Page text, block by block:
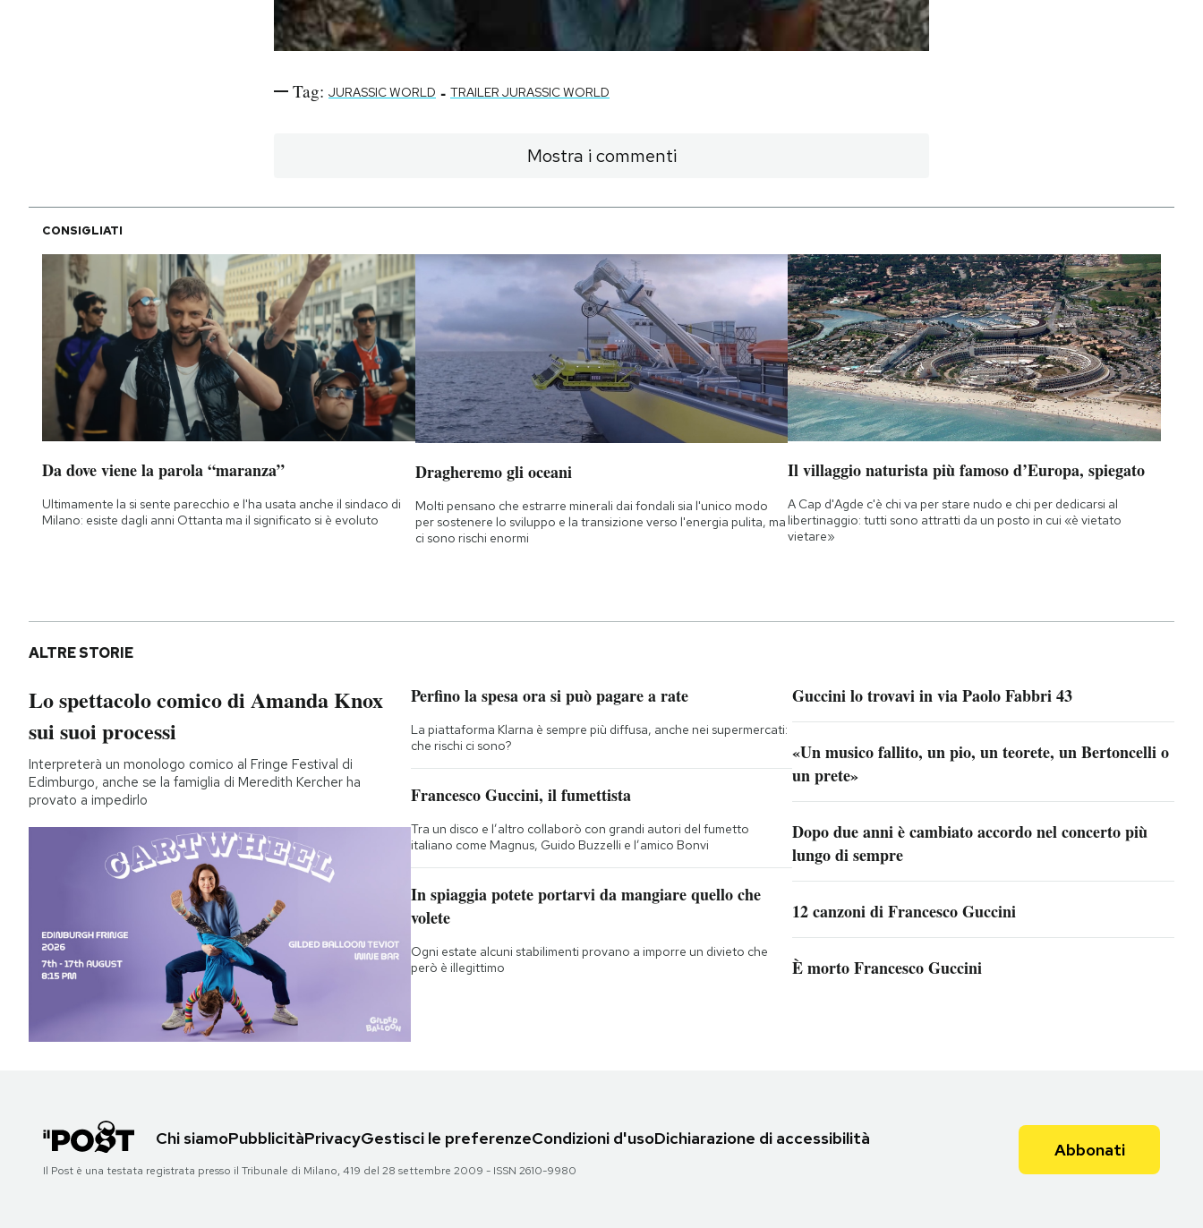
Tag: JURASSIC WORLD - TRAILER JURASSIC WORLD
Mostra i commenti
CONSIGLIATI
Da dove viene la parola “maranza”
Ultimamente la si sente parecchio e l'ha usata anche il sindaco di
Milano: esiste dagli anni Ottanta ma il significato si è evoluto
Dragheremo gli oceani
Molti pensano che estrarre minerali dai fondali sia l'unico modo
per sostenere lo sviluppo e la transizione verso l'energia pulita, ma
ci sono rischi enormi
Il villaggio naturista più famoso d’Europa, spiegato
A Cap d'Agde c'è chi va per stare nudo e chi per dedicarsi al
libertinaggio: tutti sono attratti da un posto in cui «è vietato
vietare»
ALTRE STORIE
Lo spettacolo comico di Amanda Knox
sui suoi processi
Interpreterà un monologo comico al Fringe Festival di
Edimburgo, anche se la famiglia di Meredith Kercher ha
provato a impedirlo
Perfino la spesa ora si può pagare a rate
La piattaforma Klarna è sempre più diffusa, anche nei supermercati:
che rischi ci sono?
Francesco Guccini, il fumettista
Tra un disco e l’altro collaborò con grandi autori del fumetto
italiano come Magnus, Guido Buzzelli e l’amico Bonvi
In spiaggia potete portarvi da mangiare quello che
volete
Ogni estate alcuni stabilimenti provano a imporre un divieto che
però è illegittimo
Guccini lo trovavi in via Paolo Fabbri 43
«Un musico fallito, un pio, un teorete, un Bertoncelli o
un prete»
Dopo due anni è cambiato accordo nel concerto più
lungo di sempre
12 canzoni di Francesco Guccini
È morto Francesco Guccini
Chi siamoPubblicitàPrivacyGestisci le preferenzeCondizioni d'usoDichiarazione di accessibilità
Il Post è una testata registrata presso il Tribunale di Milano, 419 del 28 settembre 2009 - ISSN 2610-9980
Abbonati